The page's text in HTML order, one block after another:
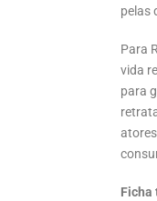
pelas
Para
vida
para
Ficha